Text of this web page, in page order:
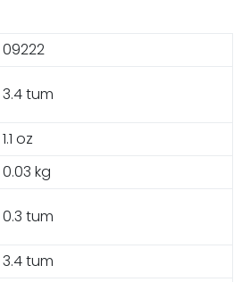
09222
3.4 tum
1.1 oz
0.03 kg
0.3 tum
3.4 tum